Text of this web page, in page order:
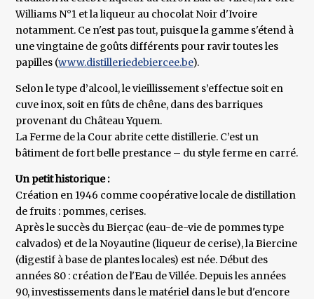
Williams N°1 et la liqueur au chocolat Noir d'Ivoire
notamment. Ce n'est pas tout, puisque la gamme s'étend à
une vingtaine de goûts différents pour ravir toutes les
papilles (www.distilleriedebiercee.be).
Selon le type d’alcool, le vieillissement s’effectue soit en
cuve inox, soit en fûts de chêne, dans des barriques
provenant du Château Yquem.
La Ferme de la Cour abrite cette distillerie. C’est un
bâtiment de fort belle prestance – du style ferme en carré.
Un petit historique :
Création en 1946 comme coopérative locale de distillation
de fruits : pommes, cerises.
Après le succès du Bierçac (eau-de-vie de pommes type
calvados) et de la Noyautine (liqueur de cerise), la Biercine
(digestif à base de plantes locales) est née. Début des
années 80 : création de l'Eau de Villée. Depuis les années
90, investissements dans le matériel dans le but d'encore